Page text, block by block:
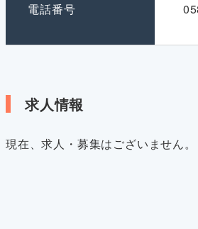
電話番号
求人情報
現在、求人・募集はございません。